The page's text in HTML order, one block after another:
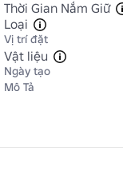
Thời Gian Nắm Giữ
Loại
Vị trí đặt
Vật liệu
Ngày tạo
Mô Tả